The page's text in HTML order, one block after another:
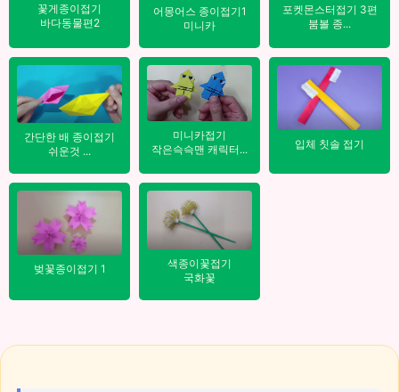
꽃게종이접기
바다동물편2
어몽어스 종이접기1
미니카
포켓몬스터접기 3편
붐볼 종...
간단한 배 종이접기
쉬운것 ...
미니카접기
작은슥슥맨 캐릭터...
입체 칫솔 접기
벚꽃종이접기 1
색종이꽃접기
국화꽃